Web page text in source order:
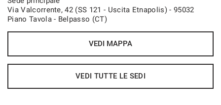
Via Valcorrente, 42 (SS 121 - Uscita Etnapolis) - 95032
Piano Tavola - Belpasso (CT)
VEDI MAPPA
VEDI TUTTE LE SEDI